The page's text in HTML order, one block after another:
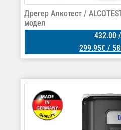
Дрегер Алкотест /
модел
432.00/
299.95€ /